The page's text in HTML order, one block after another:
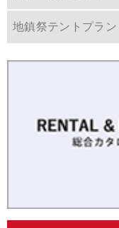
地鎮祭テントプラン